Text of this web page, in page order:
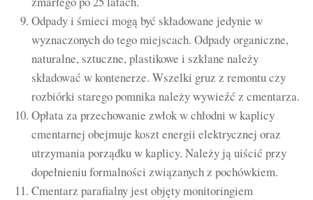
Odpady i śmieci mogą być składowane jedynie w
wyznaczonych do tego miejscach. Odpady organiczne,
naturalne, sztuczne, plastikowe i szklane należy
składować w kontenerze. Wszelki gruz z remontu czy
rozbiórki starego pomnika należy wywieźć z cmentarza.
Opłata za przechowanie zwłok w chłodni w kaplicy
cmentarnej obejmuje koszt energii elektrycznej oraz
utrzymania porządku w kaplicy. Należy ją uiścić przy
dopełnieniu formalności związanych z pochówkiem.
Cmentarz parafialny jest objęty monitoringiem